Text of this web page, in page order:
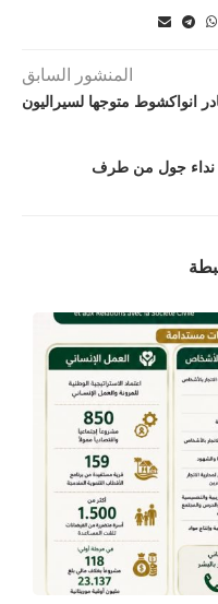
المنشور السابق
انواكشوط متوجها لسيراليون
نداء جول من طرف